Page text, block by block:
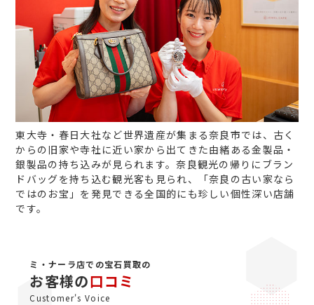
東大寺・春日大社など世界遺産が集まる奈良市では、古く
からの旧家や寺社に近い家から出てきた由緒ある金製品・
銀製品の持ち込みが見られます。奈良観光の帰りにブラン
ドバッグを持ち込む観光客も見られ、「奈良の古い家なら
ではのお宝」を発見できる全国的にも珍しい個性深い店舗
です。
ミ・ナーラ店での宝石買取の
お客様の口コミ
Customer's Voice